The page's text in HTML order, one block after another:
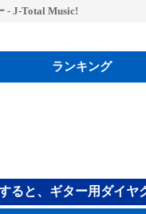
- J-Total Music!
ランキング
ると、ギター用ダイヤ